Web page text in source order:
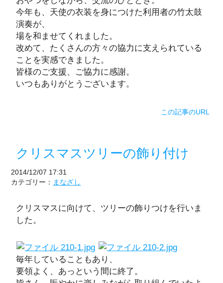
今年も、天使の衣装を身につけた利用者の竹太鼓
演奏が、
場を和ませてくれました。
改めて、たくさんの方々の協力に支えられている
ことを実感できました。
皆様のご支援、ご協力に感謝。
いつもありがとうございます。
この記事のURL
クリスマスツリーの飾り付け
2014/12/07 17:31
カテゴリー： まなざし
クリスマスに向けて、ツリーの飾りつけを行いま
した。
毎年していることもあり、
要領よく、あっという間に終了。